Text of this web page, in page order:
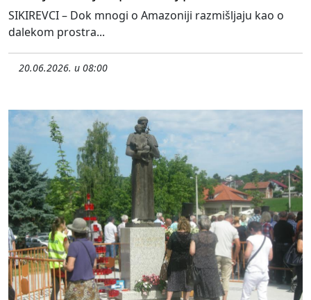
SIKIREVCI – Dok mnogi o Amazoniji razmišljaju kao o
dalekom prostra...
20.06.2026. u 08:00